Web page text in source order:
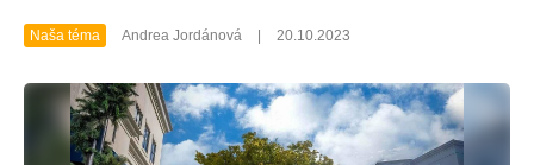
Naša téma Andrea Jordánová 20.10.2023